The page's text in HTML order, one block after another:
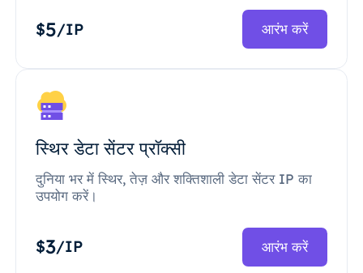
$5/IP आरंभ करें
स्थिर डेटा सेंटर प्रॉक्सी
दुनिया भर में स्थिर, तेज़ और शक्तिशाली डेटा सेंटर IP का
उपयोग करें।
$3/IP आरंभ करें